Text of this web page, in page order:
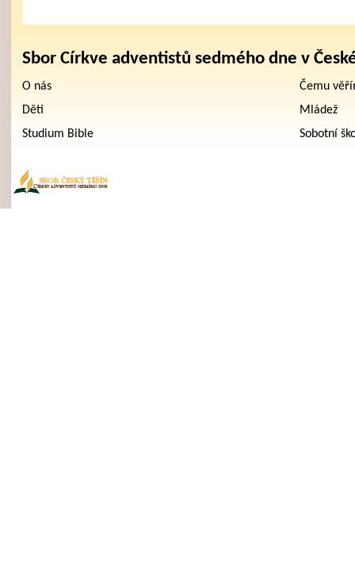
Sbor Církve adventistů sedmého dne v
O nás
Čemu
Děti
Mládež
Studium Bible
Sobotní